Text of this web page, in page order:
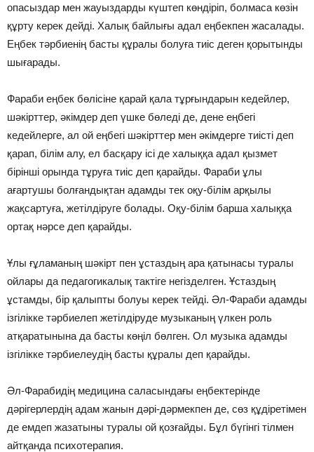
опасыздар мен жауыздарды күштеп көндiрiп, болмаса көзiн
құрту керек дейдi. Халық байлығы адал еңбекпен жасалады.
Еңбек тәрбиенiң басты құралы болуға тиiс деген қорытынды
шығарады.
Фараби еңбек бөлiсiне қарай қала тұрғындарын кедейлер,
шәкiрттер, әкiмдер деп үшке бөледi де, дене еңбегi
кедейлерге, ал ой еңбегi шәкiрттер мен әкiмдерге тиiстi деп
қарап, бiлiм алу, ел басқару iсi де халыққа адал қызмет
бiрiншi орында тұруға тиiс деп қарайды. Фараби ұлы
ағартушы болғандықтан адамды тек оқу-бiлiм арқылы
жақсартуға, жетiлдiруге болады. Оқу-бiлiм барша халыққа
ортақ нәрсе деп қарайды.
Ұлы ғұламаның шәкiрт пен ұстаздың ара қатынасы туралы
ойлары да педагогикалық тактiге негiзделген. Ұстаздың
ұстамды, бiр қалыпты болуы керек тейдi. Әл-Фараби адамды
iзгiлiкке тәрбиелеп жетiлдiруде музыканың үлкен роль
атқаратынына да басты көңiл бөлген. Ол музыка адамды
iзгiлiкке тәрбиелеудiң басты құралы деп қарайды.
Әл-Фарабидiң медицина саласындағы еңбектерiнде
дәрiгерлердiң адам жанын дәрi-дәрмекпен де, сөз құдiретiмен
де емдеп жазатыны туралы ой қозғайды. Бұл бүгiнгi тiлмен
айтқанда психотерапия.